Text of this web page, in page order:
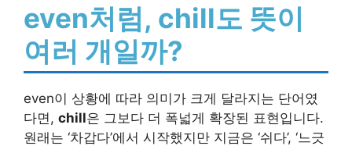
even처럼, chill도 뜻이
여러 개일까?
even이 상황에 따라 의미가 크게 달라지는 단어였
다면, chill은 그보다 더 폭넓게 확장된 표현입니다.
원래는 ‘차갑다’에서 시작했지만 지금은 ‘쉬다’, ‘느긋